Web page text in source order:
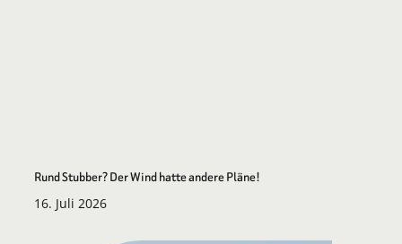
Rund Stubber? Der Wind hatte andere Pläne!
16. Juli 2026